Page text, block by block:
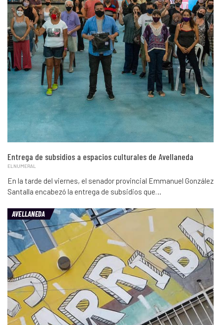
Entrega de subsidios a espacios culturales de Avellaneda
ELNUMERAL
En la tarde del viernes, el senador provincial Emmanuel González
Santalla encabezó la entrega de subsidios que…
AVELLANEDA